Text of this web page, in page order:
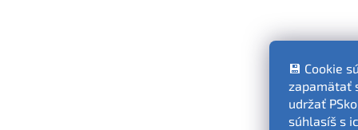
💾 Cookie
zapamätať
udržať
súhlasíš s